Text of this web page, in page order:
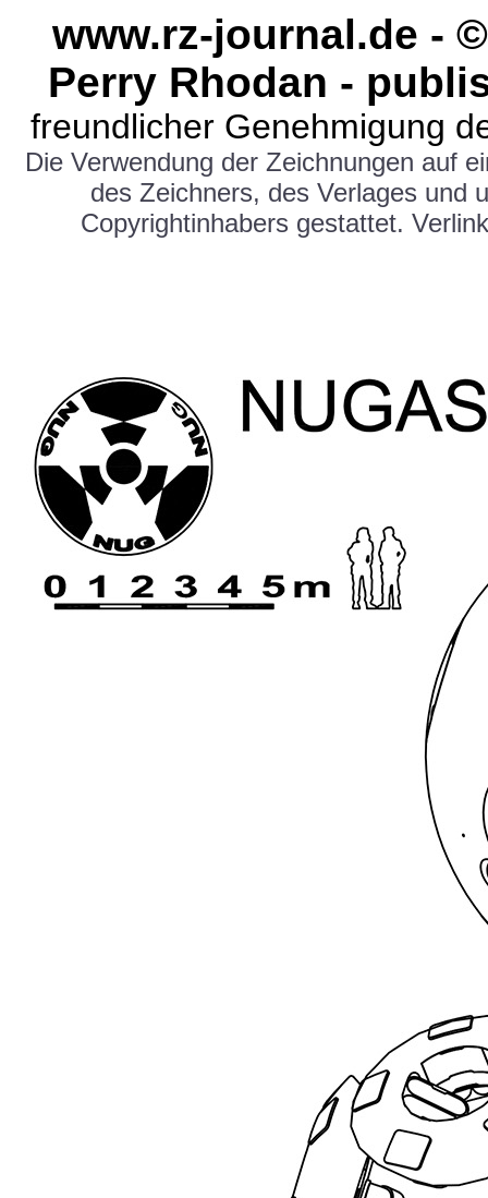
www.rz-journal.de -
Perry Rhodan -
freundlicher Genehmigung
Die Verwendung der Zeichnungen auf
des Zeichners, des Verlages und
Copyrightinhabers gestattet.